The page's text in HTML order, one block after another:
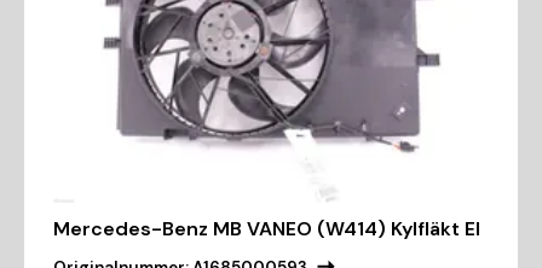
Mercedes-Benz MB VANEO (W414) Kylfläkt El